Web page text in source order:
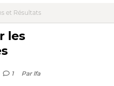
et Résultats
les
1 Par lfa